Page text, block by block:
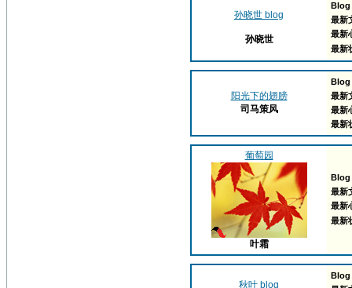
孙晓世 blog
孙晓世
Blog
最新
最新
最新
阳光下的翅膀
司马策风
Blog
最新
最新
最新
葡萄园
叶霜
Blog
最新
最新
最新
秋叶 blog
Blog